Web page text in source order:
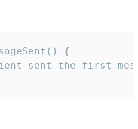
{
sent the first